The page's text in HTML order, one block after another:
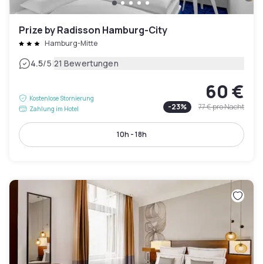
Prize by Radisson Hamburg-City
Hamburg-Mitte
4.5/5|21 Bewertungen
Kostenlose Stornierung
Zahlung im Hotel
60 €
-23% 77 €pro Nacht
10h - 18h